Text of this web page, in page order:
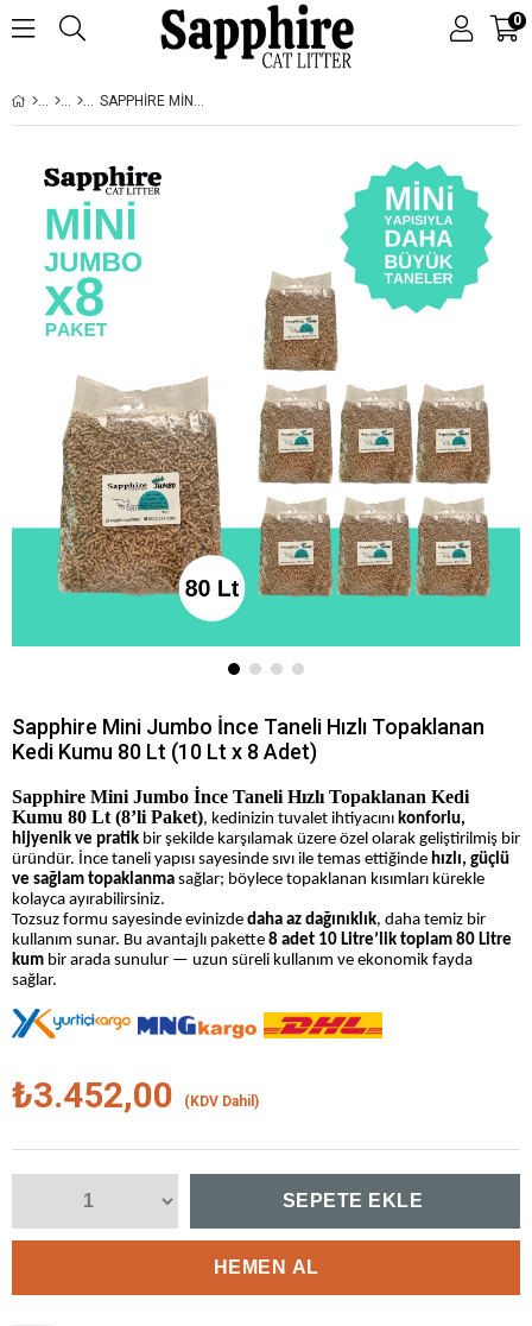
0
SAPPHIRE MINI JUMBO İNCE TANELI HIZLI TOPAKLANAN KEDI KUMU 80 LT (10 LT X 8 ADET)
Sapphire Mini Jumbo İnce Taneli Hızlı Topaklanan
Kedi Kumu 80 Lt (10 Lt x 8 Adet)
Sapphire Mini Jumbo İnce Taneli Hızlı Topaklanan Kedi
Kumu 80 Lt (8’li Paket), kedinizin tuvalet ihtiyacını konforlu,
hijyenik ve pratik bir şekilde karşılamak üzere özel olarak geliştirilmiş bir
üründür. İnce taneli yapısı sayesinde sıvı ile temas ettiğinde hızlı, güçlü
ve sağlam topaklanma sağlar; böylece topaklanan kısımları kürekle
kolayca ayırabilirsiniz.
Tozsuz formu sayesinde evinizde daha az dağınıklık, daha temiz bir
kullanım sunar. Bu avantajlı pakette 8 adet 10 Litre’lik toplam 80 Litre
kum bir arada sunulur — uzun süreli kullanım ve ekonomik fayda
sağlar.
₺3.452,00 (KDV Dahil)